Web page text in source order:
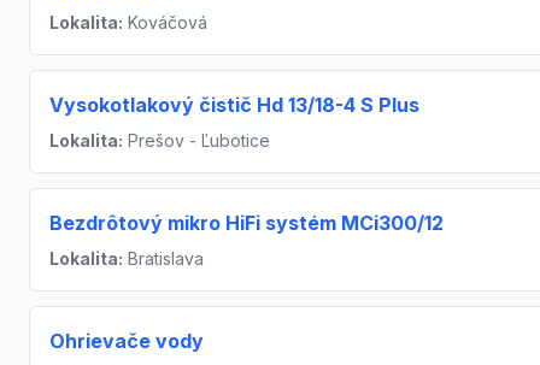
Lokalita: Kováčová
Vysokotlakový čistič Hd 13/18-4 S Plus
Lokalita: Prešov - Ľubotice
Bezdrôtový mikro HiFi systém MCi300/12
Lokalita: Bratislava
Ohrievače vody